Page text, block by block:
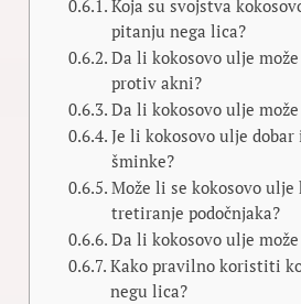
Koja su svojstva
pitanju nega lica?
Da li kokosovo ulje
protiv akni?
Da li kokosovo ulje
Je li kokosovo ulje dobar
šminke?
Može li se kokosovo
tretiranje podočnjaka?
Da li kokosovo ulje
Kako pravilno koristiti
negu lica?